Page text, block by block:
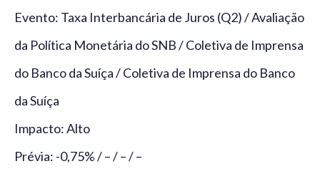
Evento: Taxa Interbancária de Juros (Q2) / Avaliação
da Política Monetária do SNB / Coletiva de Imprensa
do Banco da Suíça / Coletiva de Imprensa do Banco
da Suíça
Impacto: Alto
Prévia: -0,75% / – / – / –